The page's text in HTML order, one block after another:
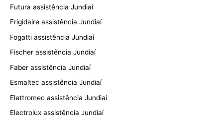
Futura assistência Jundiaí
Frigidaire assistência Jundiaí
Fogatti assistência Jundiaí
Fischer assistência Jundiaí
Faber assistência Jundiaí
Esmaltec assistência Jundiaí
Elettromec assistência Jundiaí
Electrolux assistência Jundiaí